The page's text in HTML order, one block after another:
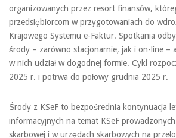
organizowanych przez resort finansów,
przedsiębiorcom w przygotowaniach do
Krajowego Systemu e-Faktur. Spotkania
środy – zarówno stacjonarnie, jak i on-line –
w nich udział w dogodnej formie. Cykl
2025 r. i potrwa do połowy grudnia 2025 r.
Środy z KSeF to bezpośrednia kontynuacja
informacyjnych na temat KSeF
skarbowej i w urzędach skarbowych na